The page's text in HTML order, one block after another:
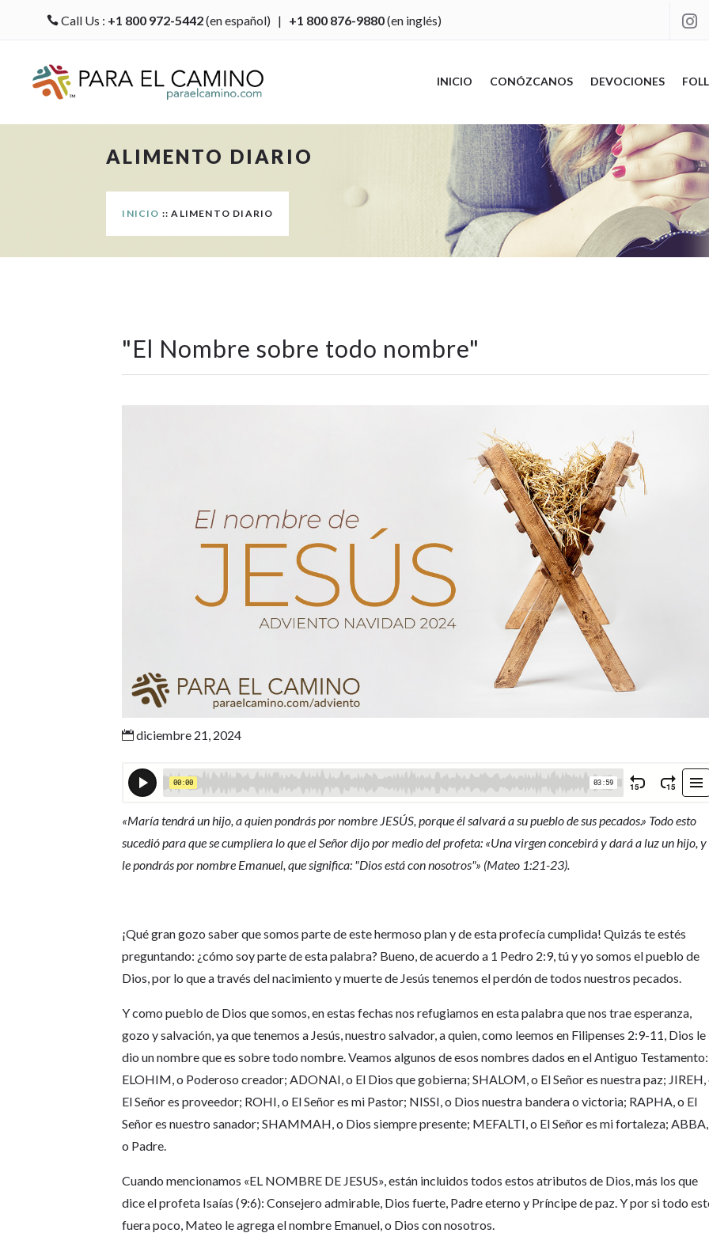
Call Us : +1 800 972-5442(en español) | +1 800 876-9880(en inglés) 
INICIO CONÓZCANOS DEVOCIONES
ALIMENTO DIARIO
INICIO :: ALIMENTO DIARIO
"El Nombre sobre todo nombre"
 diciembre 21, 2024
«María tendrá un hijo, a quien pondrás por nombre JESÚS, porque él salvará a su pueblo de sus pecados.» Todo esto
sucedió para que se cumpliera lo que el Señor dijo por medio del profeta: «Una virgen concebirá y dará a luz un hijo, y
le pondrás por nombre Emanuel, que significa: "Dios está con nosotros"» (Mateo 1:21-23).
¡Qué gran gozo saber que somos parte de este hermoso plan y de esta profecía cumplida! Quizás te estés
preguntando: ¿cómo soy parte de esta palabra? Bueno, de acuerdo a 1 Pedro 2:9, tú y yo somos el pueblo de
Dios, por lo que a través del nacimiento y muerte de Jesús tenemos el perdón de todos nuestros pecados.
Y como pueblo de Dios que somos, en estas fechas nos refugiamos en esta palabra que nos trae esperanza,
gozo y salvación, ya que tenemos a Jesús, nuestro salvador, a quien, como leemos en Filipenses 2:9-11, Dios le
dio un nombre que es sobre todo nombre. Veamos algunos de esos nombres dados en el Antiguo Testamento:
ELOHIM, o Poderoso creador; ADONAI, o El Dios que gobierna; SHALOM, o El Señor es nuestra paz; JIREH,
El Señor es proveedor; ROHI, o El Señor es mi Pastor; NISSI, o Dios nuestra bandera o victoria; RAPHA, o El
Señor es nuestro sanador; SHAMMAH, o Dios siempre presente; MEFALTI, o El Señor es mi fortaleza; ABBA,
o Padre.
Cuando mencionamos «EL NOMBRE DE JESUS», están incluidos todos estos atributos de Dios, más los que
dice el profeta Isaías (9:6): Consejero admirable, Dios fuerte, Padre eterno y Príncipe de paz. Y por si todo
fuera poco, Mateo le agrega el nombre Emanuel, o Dios con nosotros.